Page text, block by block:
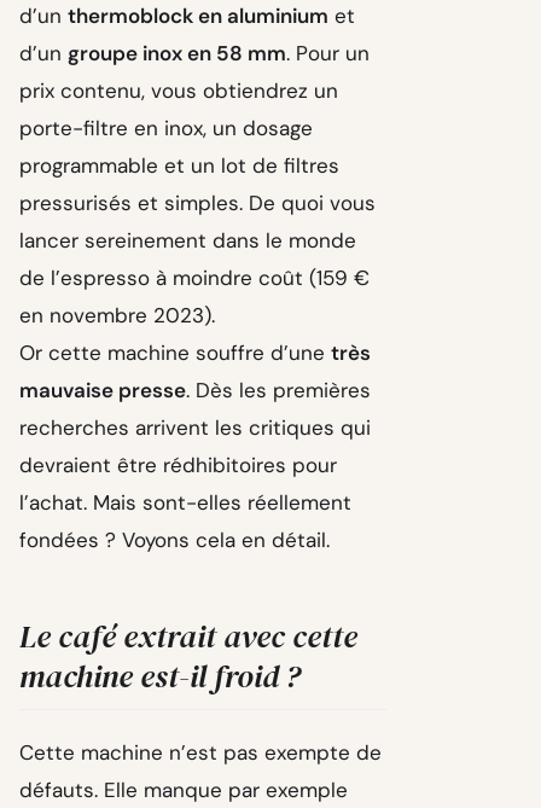
d’un thermoblock en aluminium et
d’un groupe inox en 58 mm. Pour un
prix contenu, vous obtiendrez un
porte-filtre en inox, un dosage
programmable et un lot de filtres
pressurisés et simples. De quoi vous
lancer sereinement dans le monde
de l’espresso à moindre coût (159 €
en novembre 2023).
Or cette machine souffre d’une très
mauvaise presse. Dès les premières
recherches arrivent les critiques qui
devraient être rédhibitoires pour
l’achat. Mais sont-elles réellement
fondées ? Voyons cela en détail.
Le café extrait avec cette
machine est-il froid ?
Cette machine n’est pas exempte de
défauts. Elle manque par exemple